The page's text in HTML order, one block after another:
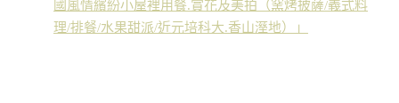
國風情繽紛小屋裡用餐.賞花及美拍（窯烤披薩/義式料
理/排餐/水果甜派/近元培科大.香山溼地）」